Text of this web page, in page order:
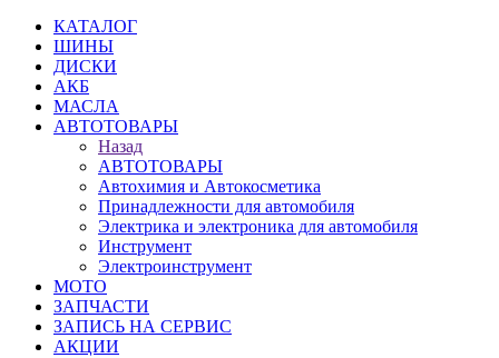
КАТАЛОГ
ШИНЫ
ДИСКИ
АКБ
МАСЛА
АВТОТОВАРЫ
Назад
АВТОТОВАРЫ
Автохимия и Автокосметика
Принадлежности для автомобиля
Электрика и электроника для автомобиля
Инструмент
Электроинструмент
МОТО
ЗАПЧАСТИ
ЗАПИСЬ НА СЕРВИС
АКЦИИ